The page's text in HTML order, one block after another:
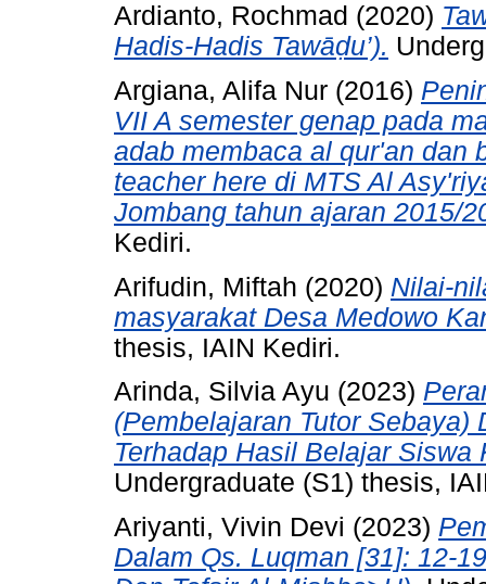
Ardianto, Rochmad (2020)
Hadis-Hadis Tawāḍu’).
Argiana, Alifa Nur (2016)
VII A semester genap pada
adab membaca al qur'an dan
teacher here di MTS Al
Jombang tahun ajaran 2015/
Kediri.
Arifudin, Miftah (2020) Nilai-
masyarakat Desa Medowo
thesis, IAIN Kediri.
Arinda, Silvia Ayu (2023)
(Pembelajaran Tutor Sebaya)
Terhadap Hasil Belajar
Undergraduate (S1) thesis,
Ariyanti, Vivin Devi (2023)
Dalam Qs. Luqman [31]: 12-